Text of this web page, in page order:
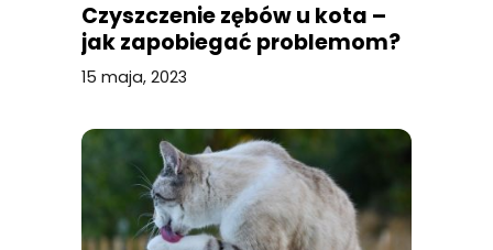
Czyszczenie zębów u kota –
jak zapobiegać problemom?
15 maja, 2023